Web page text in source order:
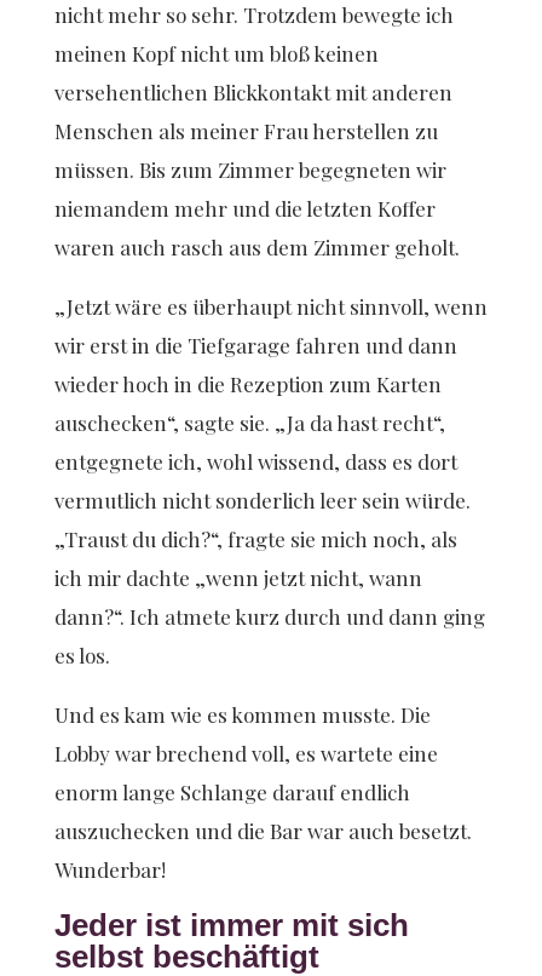
nicht mehr so sehr. Trotzdem bewegte ich
meinen Kopf nicht um bloß keinen
versehentlichen Blickkontakt mit anderen
Menschen als meiner Frau herstellen zu
müssen. Bis zum Zimmer begegneten wir
niemandem mehr und die letzten Koffer
waren auch rasch aus dem Zimmer geholt.
„Jetzt wäre es überhaupt nicht sinnvoll, wenn
wir erst in die Tiefgarage fahren und dann
wieder hoch in die Rezeption zum Karten
auschecken“, sagte sie. „Ja da hast recht“,
entgegnete ich, wohl wissend, dass es dort
vermutlich nicht sonderlich leer sein würde.
„Traust du dich?“, fragte sie mich noch, als
ich mir dachte „wenn jetzt nicht, wann
dann?“. Ich atmete kurz durch und dann ging
es los.
Und es kam wie es kommen musste. Die
Lobby war brechend voll, es wartete eine
enorm lange Schlange darauf endlich
auszuchecken und die Bar war auch besetzt.
Wunderbar!
Jeder ist immer mit sich
selbst beschäftigt